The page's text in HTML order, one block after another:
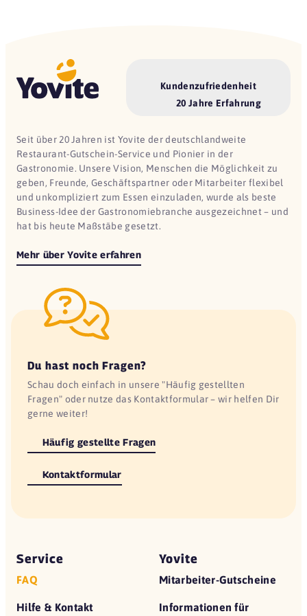
Kundenzufriedenheit
20 Jahre Erfahrung
Seit über 20 Jahren ist Yovite der deutschlandweite
Restaurant-Gutschein-Service und Pionier in der
Gastronomie. Unsere Vision, Menschen die Möglichkeit zu
geben, Freunde, Geschäftspartner oder Mitarbeiter flexibel
und unkompliziert zum Essen einzuladen, wurde als beste
Business-Idee der Gastronomiebranche ausgezeichnet – und
hat bis heute Maßstäbe gesetzt.
Mehr über Yovite erfahren
Du hast noch Fragen?
Schau doch einfach in unsere "Häufig gestellten
Fragen" oder nutze das Kontaktformular – wir helfen Dir
gerne weiter!
Häufig gestellte Fragen
Kontaktformular
Service
FAQ
Hilfe & Kontakt
Yovite
Mitarbeiter-Gutscheine
Informationen für